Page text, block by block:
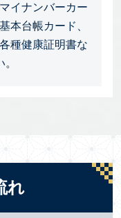
イナンバーカー
本台帳カード、
種健康証明書な
れ